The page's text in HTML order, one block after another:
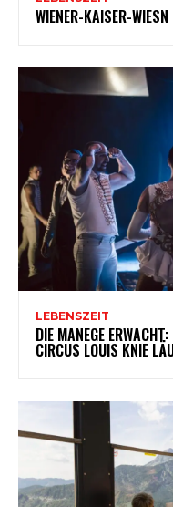
WIENER-KAISER-
LEBENSZEIT
DIE MANEGE
CIRCUS LOUIS KNIE